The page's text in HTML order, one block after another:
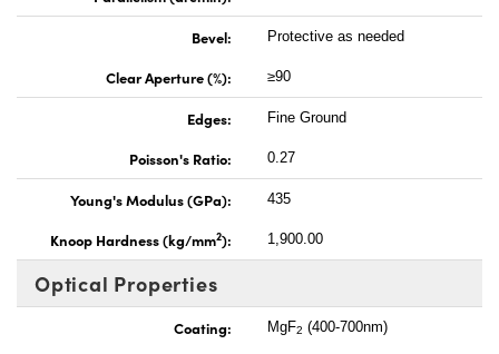
Bevel: Protective as needed
Clear Aperture (%): ≥90
Edges: Fine Ground
Poisson's Ratio: 0.27
Young's Modulus (GPa): 435
Knoop Hardness (kg/mm2): 1,900.00
Optical Properties
Coating: MgF2 (400-700nm)